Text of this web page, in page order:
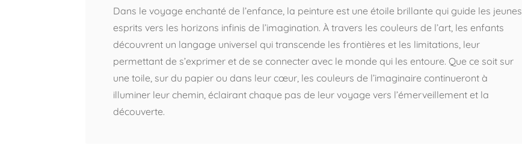
Dans le voyage enchanté de l’enfance, la peinture est une étoile brillante qui guide les jeunes
esprits vers les horizons infinis de l’imagination. À travers les couleurs de l’art, les enfants
découvrent un langage universel qui transcende les frontières et les limitations, leur
permettant de s’exprimer et de se connecter avec le monde qui les entoure. Que ce soit sur
une toile, sur du papier ou dans leur cœur, les couleurs de l’imaginaire continueront à
illuminer leur chemin, éclairant chaque pas de leur voyage vers l’émerveillement et la
découverte.